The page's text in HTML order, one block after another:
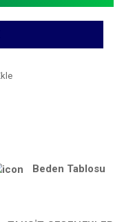
Beden Tablosu